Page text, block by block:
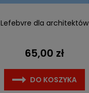
Lefebvre dla architektów
65,00 zł
DO KOSZYKA